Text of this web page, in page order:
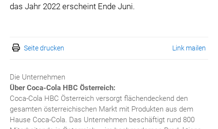
das Jahr 2022 erscheint Ende Juni.
Seite drucken Link mailen
Die Unternehmen
Über Coca-Cola HBC Österreich:
Coca-Cola HBC Österreich versorgt flächendeckend den
gesamten österreichischen Markt mit Produkten aus dem
Hause Coca-Cola. Das Unternehmen beschäftigt rund 800